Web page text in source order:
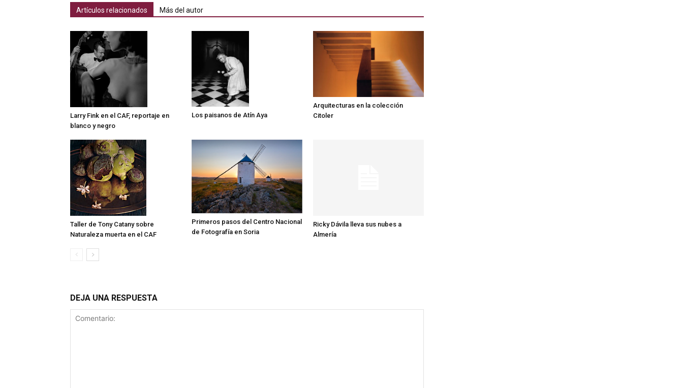
Artículos relacionados Más del autor
Larry Fink en el CAF, reportaje en
blanco y negro
Los paisanos de Atín Aya
Arquitecturas en la colección
Citoler
Taller de Tony Catany sobre
Naturaleza muerta en el CAF
Primeros pasos del Centro Nacional
de Fotografía en Soria
Ricky Dávila lleva sus nubes a
Almería
DEJA UNA RESPUESTA